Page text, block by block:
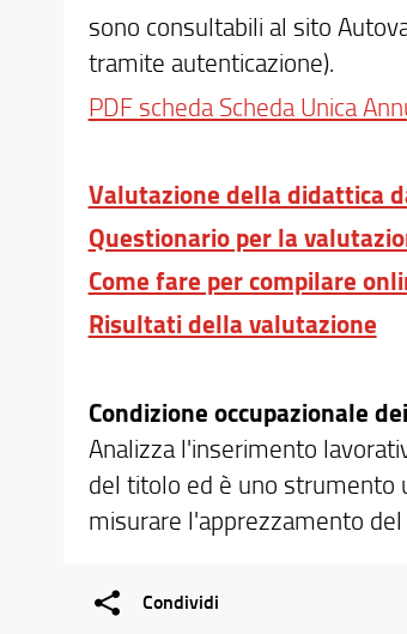
sono consultabili al sito
tramite autenticazione).
PDF scheda Scheda Unica
Valutazione della didattica
Questionario per la
Come fare per compilare
Risultati della valutazione
Condizione occupazionale
Analizza l'inserimento
del titolo ed è uno strumento
misurare l'apprezzamento
Condividi